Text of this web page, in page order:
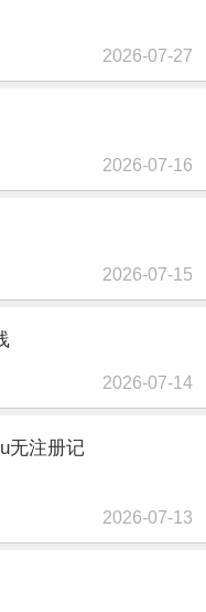
2026-07-27
2026-07-16
2026-07-15
2026-07-14
无注册记
2026-07-13